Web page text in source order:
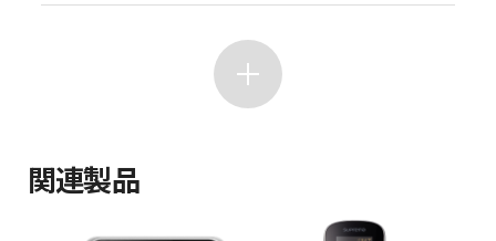
関連製品